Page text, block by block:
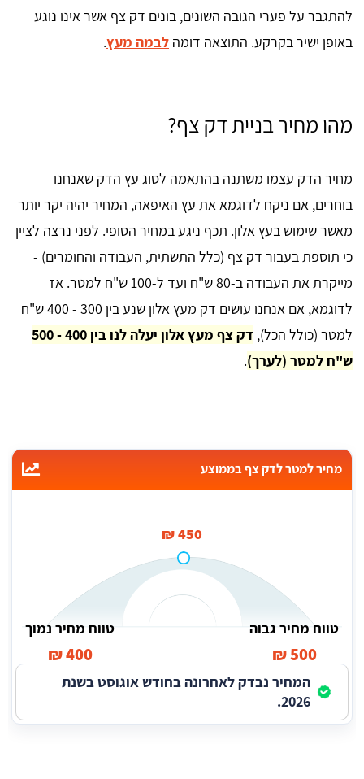
להתגבר על פערי הגובה השונים, בונים דק צף אשר אינו נוגע
באופן ישיר בקרקע. התוצאה דומה לבמה מעץ.
מהו מחיר בניית דק צף?
מחיר הדק עצמו משתנה בהתאמה לסוג עץ הדק שאנחנו
בוחרים, אם ניקח לדוגמא את עץ האיפאה, המחיר יהיה יקר יותר
מאשר שימוש בעץ אלון. תכף ניגע במחיר הסופי. לפני נרצה לציין
כי תוספת בעבור דק צף (כלל התשתית, העבודה והחומרים) -
מייקרת את העבודה ב-80 ש"ח ועד ל-100 ש"ח למטר. אז
לדוגמא, אם אנחנו עושים דק מעץ אלון שנע בין 300 - 400 ש"ח
למטר (כולל הכל),
דק צף מעץ אלון יעלה לנו בין 400 - 500
ש"ח למטר (לערך).
מחיר למטר לדק צף בממוצע
450 ₪
טווח מחיר גבוה
500 ₪
טווח מחיר נמוך
400 ₪
המחיר נבדק לאחרונה בחודש אוגוסט בשנת
2026.